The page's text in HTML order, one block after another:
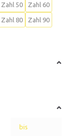
Zahl 50 Zahl 60
Zahl 80 Zahl 90